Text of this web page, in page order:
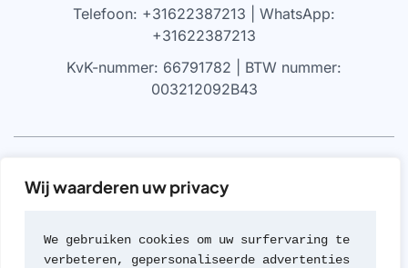
Wij waarderen uw privacy
We gebruiken cookies om uw surfervaring te
verbeteren, gepersonaliseerde advertenties
Telefoon: +31622387213 | WhatsApp:
+31622387213
KvK-nummer: 66791782 | BTW nummer:
003212092B43
VRIJWARING
gekocht bij geautoriseerde leveranciers of van de
merken zelf (met geen van beide hebben we een